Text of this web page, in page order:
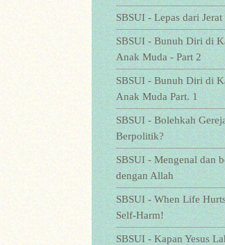
SBSUI - Lepas dari
SBSUI - Bunuh Diri di
Anak Muda - Part 2
SBSUI - Bunuh Diri di
Anak Muda Part. 1
SBSUI - Bolehkah
Berpolitik?
SBSUI - Mengenal dan
dengan Allah
SBSUI - When Life
Self-Harm!
SBSUI - Kapan Yesus